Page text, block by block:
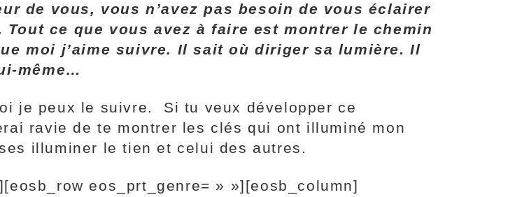
de vous, vous n’avez pas besoin de vous éclairer
ce que vous avez à faire est montrer le chemin
moi j’aime suivre. Il sait où diriger sa lumière. Il
même…
je peux le suivre. Si tu veux développer ce
ravie de te montrer les clés qui ont illuminé mon
illuminer le tien et celui des autres.
eos_prt_genre= » »][eosb_column]